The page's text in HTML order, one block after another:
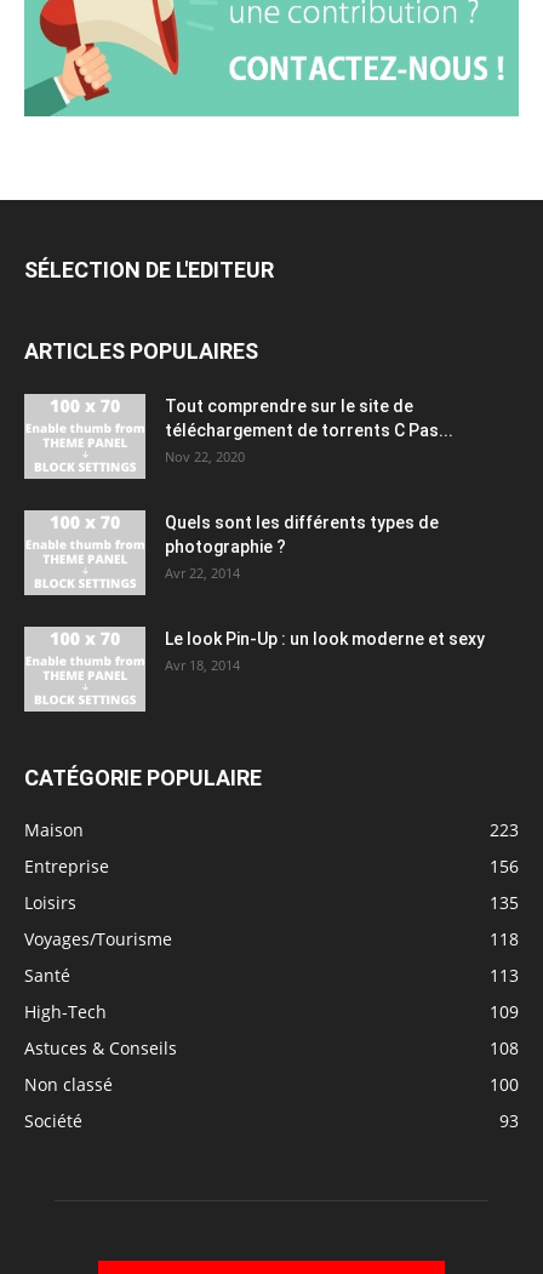
SÉLECTION DE L'EDITEUR
ARTICLES POPULAIRES
Tout comprendre sur le site de
téléchargement de torrents C Pas...
Nov 22, 2020
Quels sont les différents types de
photographie ?
Avr 22, 2014
Le look Pin-Up : un look moderne et sexy
Avr 18, 2014
CATÉGORIE POPULAIRE
Maison
223
Entreprise
156
Loisirs
135
Voyages/Tourisme
118
Santé
113
High-Tech
109
Astuces & Conseils
108
Non classé
100
Société
93